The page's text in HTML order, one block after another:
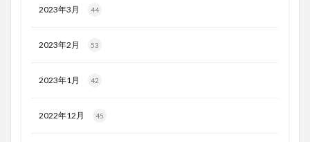
2023年3月 44
2023年2月 53
2023年1月 42
2022年12月 45